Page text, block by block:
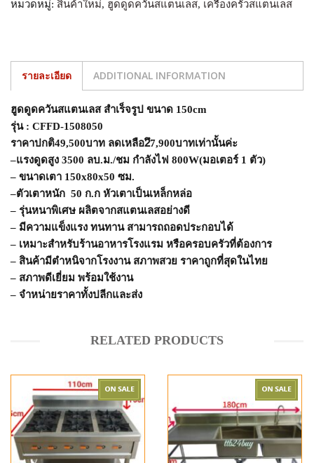
หมวดหมู่: สินค้าใหม่, ฮูดดูดควันสแตนเลส, เครื่องครัวสแตนเลส
รายละเอียด ADDITIONAL INFORMATION
ฮูดดูดควันสแตนเลส สำเร็จรูป ขนาด 150cm
รุ่น : CFFD-1508050
ราคาปกติ49,500บาท ลดเหลือ2ึ7,900บาทเท่านั้นค่ะ
–แรงดูดสูง 3500 ลบ.ม./ชม กำลังไฟ 800W(มอเตอร์ 1 ตัว)
– ขนาดเตา 150x80x50 ซม.
–ตัวเตาหนัก 50 ก.ก หัวเตาเป็นเหล็กหล่อ
– รุ่นหนาพิเศษ ผลิตจากสแตนเลสอย่างดี
– มีความแข็งแรง ทนทาน สามารถถอดประกอบได้
– เหมาะสำหรับร้านอาหารโรงแรม หรือครอบครัวที่ต้องการ
– สินค้ามีตำหนิจากโรงงาน สภาพสวย ราคาถูกที่สุดในไทย
– สภาพดีเยี่ยม พร้อมใช้งาน
– จำหน่ายราคาทั้งปลีกและส่ง
RELATED PRODUCTS